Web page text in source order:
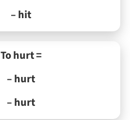
– hit
To hurt =
– hurt
– hurt